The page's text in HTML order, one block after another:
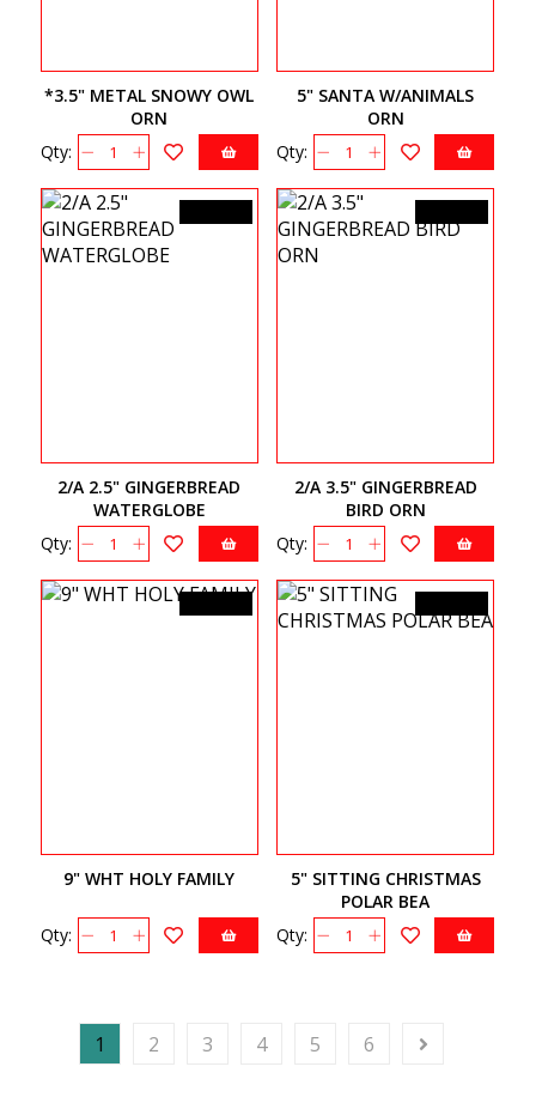
*3.5" METAL SNOWY OWL
ORN
Qty:
5" SANTA W/ANIMALS
ORN
Qty:
2/A 2.5" GINGERBREAD
WATERGLOBE
Qty:
2/A 3.5" GINGERBREAD
BIRD ORN
Qty:
9" WHT HOLY FAMILY
Qty:
5" SITTING CHRISTMAS
POLAR BEA
Qty:
1 2 3 4 5 6